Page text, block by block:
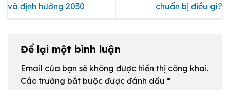
và định hướng 2030
chuẩn bị điều gì?
Để lại một bình luận
Email của bạn sẽ không được hiển thị công khai.
Các trường bắt buộc được đánh dấu *